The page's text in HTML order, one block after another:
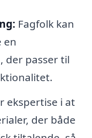
Fagfolk kan
en
der passer til
ekspertise i at
der både